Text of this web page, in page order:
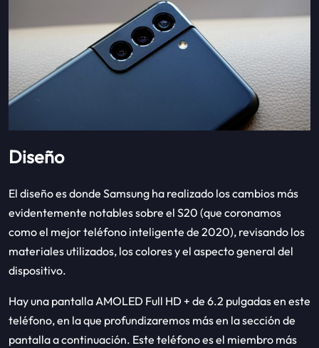
Diseño
El diseño es donde Samsung ha realizado los cambios más
evidentemente notables sobre el S20 (que coronamos
como el mejor teléfono inteligente de 2020), revisando los
materiales utilizados, los colores y el aspecto general del
dispositivo.
Hay una pantalla AMOLED Full HD + de 6.2 pulgadas en este
teléfono, en la que profundizaremos más en la sección de
pantalla a continuación. Este teléfono es el miembro más